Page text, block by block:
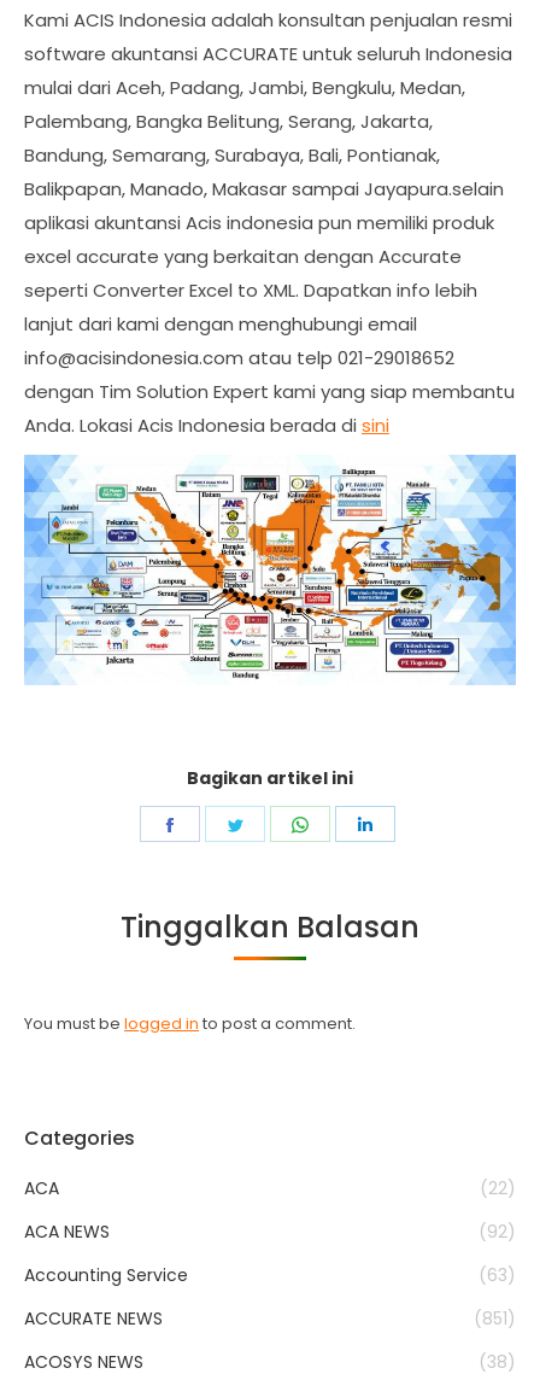
Kami ACIS Indonesia adalah konsultan penjualan resmi
software akuntansi ACCURATE untuk seluruh Indonesia
mulai dari Aceh, Padang, Jambi, Bengkulu, Medan,
Palembang, Bangka Belitung, Serang, Jakarta,
Bandung, Semarang, Surabaya, Bali, Pontianak,
Balikpapan, Manado, Makasar sampai Jayapura.selain
aplikasi akuntansi Acis indonesia pun memiliki produk
excel accurate yang berkaitan dengan Accurate
seperti Converter Excel to XML. Dapatkan info lebih
lanjut dari kami dengan menghubungi email
info@acisindonesia.com atau telp 021-29018652
dengan Tim Solution Expert kami yang siap membantu
Anda. Lokasi Acis Indonesia berada di sini
Bagikan artikel ini
Share
Share
Share
Tinggalkan Balasan
You must be logged in to post a comment.
Categories
ACA
(22)
ACA NEWS
(92)
Accounting Service
(63)
ACCURATE NEWS
(851)
ACOSYS NEWS
(38)